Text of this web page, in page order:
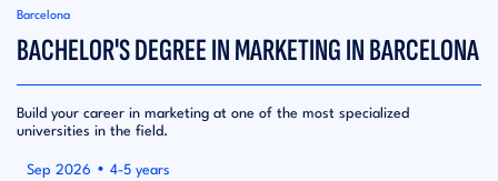
Barcelona
BACHELOR'S DEGREE IN MARKETING IN BARCELONA
Build your career in marketing at one of the most specialized
universities in the field.
Sep 2026 • 4-5 years